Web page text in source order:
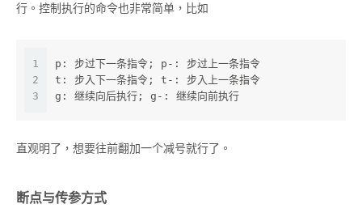
行。控制执行的命令也非常简单，比如
1
2
3
p: 步过下一条指令; p-: 步过上一条指令
t: 步入下一条指令; t-: 步入上一条指令
g: 继续向后执行; g-: 继续向前执行
直观明了，想要往前翻加一个减号就行了。
断点与传参方式